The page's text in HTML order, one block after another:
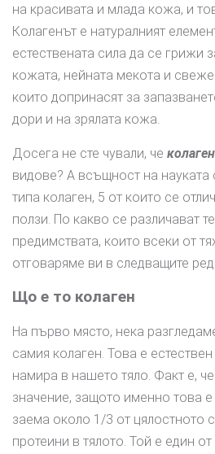
на красивата и млада кожа, и
Колагенът е натуралният
естествената сила да се грижи
кожата, нейната мекота и
които допринасят за
дори и на зрялата кожа.
Досега не сте чували, че
видове? А всъщност на науката
типа колаген, 5 от които се
ползи. По какво се различават
предимствата, които всеки от
отговаряме ви в следващите
Що е то колаген
На първо място, нека
самия колаген. Това е естествен
намира в нашето тяло. Факт е,
значение, защото именно това е
заема около 1/3 от цялостното
протеини в тялото. Той е един